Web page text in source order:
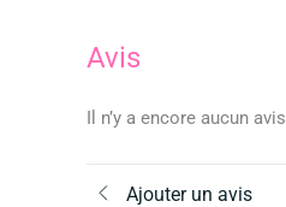
Avis
Il n’y a encore aucun avis
Ajouter un avis